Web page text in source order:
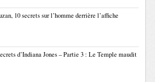
10 secrets sur l’homme derrière l’affiche
d’Indiana Jones – Partie 3 : Le Temple maudit